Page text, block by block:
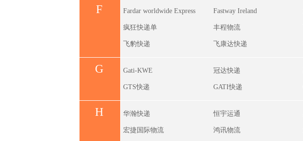
F Fardar worldwide Express Fastway Ireland
疯狂快递单 丰程物流
飞豹快递 飞康达快递
G Gati-KWE 冠达快递
GTS快递 GATI快递
H 华瀚快递 恒宇运通
宏捷国际物流 鸿讯物流